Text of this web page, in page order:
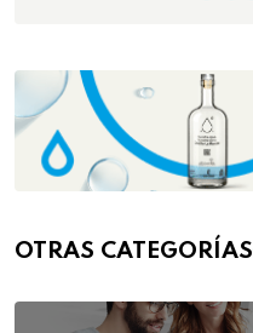
OTRAS CATEGORÍAS